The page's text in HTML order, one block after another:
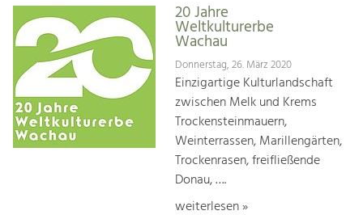
20 Jahre
Weltkulturerbe
Wachau
Donnerstag, 26. März 2020
Einzigartige Kulturlandschaft
zwischen Melk und Krems
Trockensteinmauern,
Weinterrassen, Marillengärten,
Trockenrasen, freifließende
Donau, ….
weiterlesen »